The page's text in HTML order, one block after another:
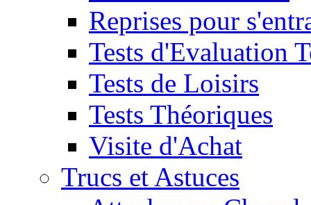
Reprises pour
Tests d'Evaluation
Tests de Loisirs
Tests Théoriques
Visite d'Achat
Trucs et Astuces